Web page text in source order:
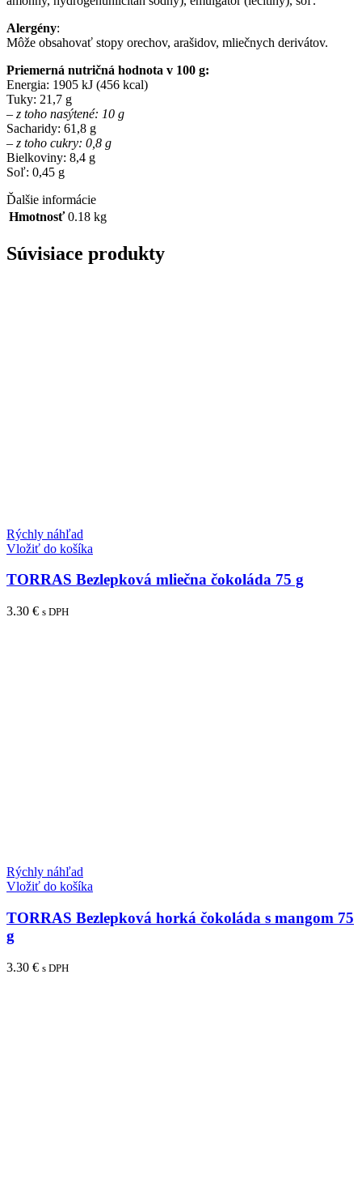
Alergény:
Môže obsahovať stopy orechov, arašidov, mliečnych derivátov.
Priemerná nutričná hodnota v 100 g:
Energia: 1905 kJ (456 kcal)
Tuky: 21,7 g
– z toho nasýtené: 10 g
Sacharidy: 61,8 g
– z toho cukry: 0,8 g
Bielkoviny: 8,4 g
Soľ: 0,45 g
Ďalšie informácie
Hmotnosť 0.18 kg
Súvisiace produkty
Rýchly náhľad
Vložiť do košíka
TORRAS Bezlepková mliečna čokoláda 75 g
3.30 € s DPH
Rýchly náhľad
Vložiť do košíka
TORRAS Bezlepková horká čokoláda s mangom 75
g
3.30 € s DPH